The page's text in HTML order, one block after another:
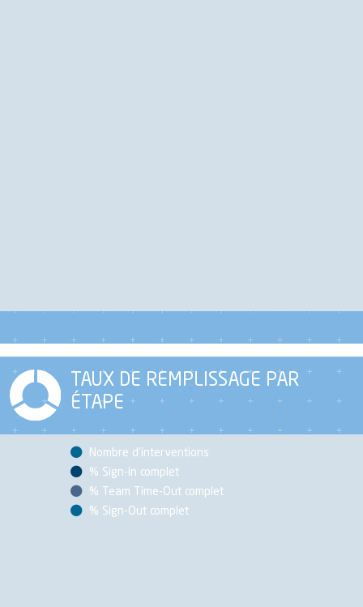
TAUX DE REMPLISSAGE PAR
ÉTAPE
Nombre d'interventions
% Sign-in complet
% Team Time-Out complet
% Sign-Out complet